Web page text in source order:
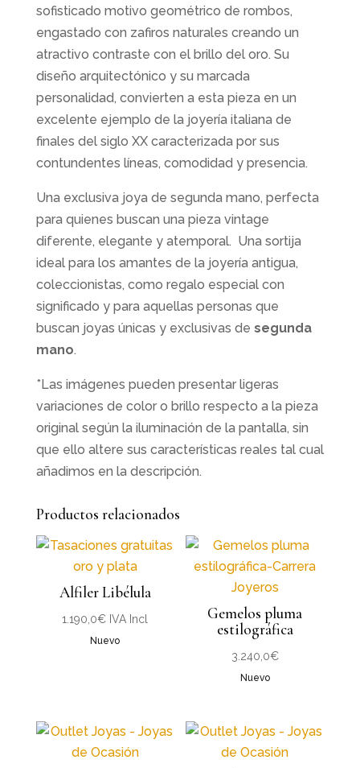
sofisticado motivo geométrico de rombos,
engastado con zafiros naturales creando un
atractivo contraste con el brillo del oro. Su
diseño arquitectónico y su marcada
personalidad, convierten a esta pieza en un
excelente ejemplo de la joyería italiana de
finales del siglo XX caracterizada por sus
contundentes líneas, comodidad y presencia.
Una exclusiva joya de segunda mano, perfecta
para quienes buscan una pieza vintage
diferente, elegante y atemporal. Una sortija
ideal para los amantes de la joyería antigua,
coleccionistas, como regalo especial con
significado y para aquellas personas que
buscan joyas únicas y exclusivas de segunda
mano.
*Las imágenes pueden presentar ligeras
variaciones de color o brillo respecto a la pieza
original según la iluminación de la pantalla, sin
que ello altere sus características reales tal cual
añadimos en la descripción.
Productos relacionados
Alfiler Libélula
1.190,0€ IVA Incl
Nuevo
Gemelos pluma
estilográfica
3.240,0€
Nuevo